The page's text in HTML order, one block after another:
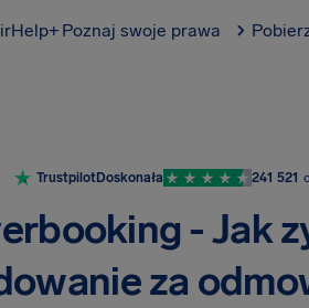
Poznaj swoje prawa
TrustpilotDoskonała 241 521
- Jak
za